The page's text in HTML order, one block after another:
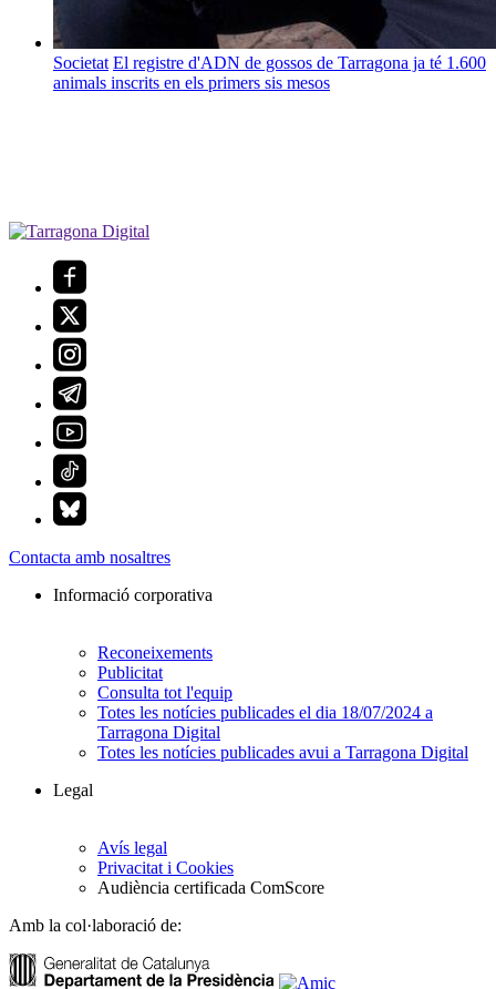
Societat El registre d'ADN de gossos de Tarragona ja té 1.600
animals inscrits en els primers sis mesos
Contacta amb nosaltres
Informació corporativa
Reconeixements
Publicitat
Consulta tot l'equip
Totes les notícies publicades el dia 18/07/2024 a
Tarragona Digital
Totes les notícies publicades avui a Tarragona Digital
Legal
Avís legal
Privacitat i Cookies
Audiència certificada ComScore
Amb la col·laboració de: